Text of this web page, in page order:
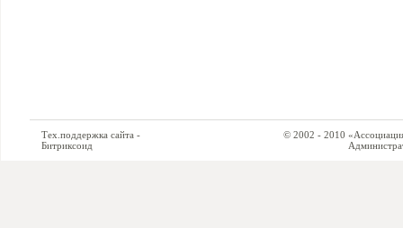
Тех.поддержка сайта -
Битриксоид
© 2002 - 2010 «Ассоциация